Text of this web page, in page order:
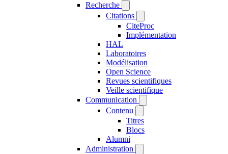
Recherche
Citations
CiteProc
Implémentation
HAL
Laboratoires
Modélisation
Open Science
Revues scientifiques
Veille scientifique
Communication
Contenu
Titres
Blocs
Alumni
Administration